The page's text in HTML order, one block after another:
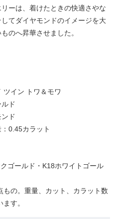
ーは、着けたときの快適さやな
てダイヤモンドのイメージを大
のへ昇華させました。
ツイン トワ＆モワ
ド
ド
0.45カラット
ゴールド・K18ホワイトゴール
もの。重量、カット、カラット数
す。